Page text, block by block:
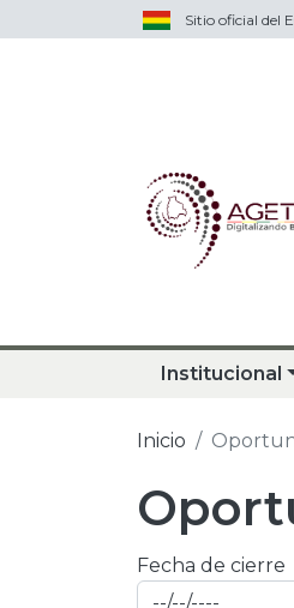
Pasar al contenido principal
Sitio oficial del
Institucional
Inicio
Fecha de cierre